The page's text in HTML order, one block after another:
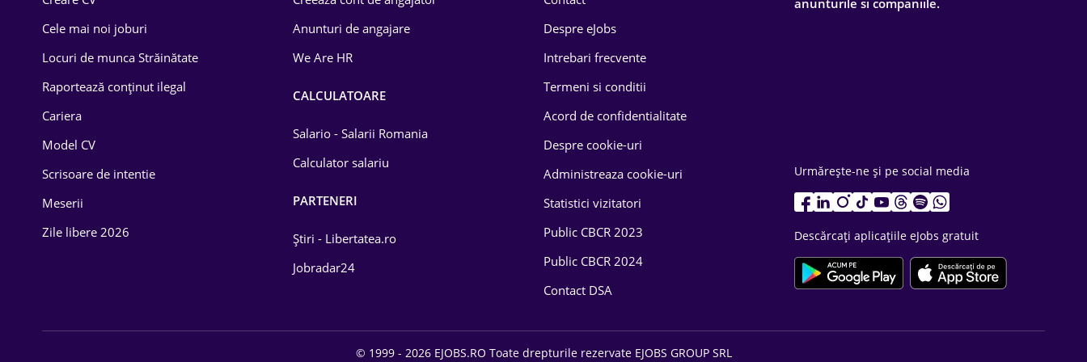
Drept
Educație / Training
Energetică
Farma
Cele mai noi joburi
Locuri de munca Străinătate
Raportează conținut ilegal
Cariera
Model CV
Scrisoare de intentie
Meserii
Zile libere 2026
Anunturi de angajare
We Are HR
CALCULATOARE
Salario - Salarii Romania
Calculator salariu
PARTENERI
Știri - Libertatea.ro
Jobradar24
Despre eJobs
Intrebari frecvente
Termeni si conditii
Acord de confidentialitate
Despre cookie-uri
Administreaza cookie-uri
Statistici vizitatori
Public CBCR 2023
Public CBCR 2024
Contact DSA
anunturile si companiile.
Urmărește-ne și pe social media
Descărcați aplicațiile eJobs gratuit
© 1999 - 2026 EJOBS.RO Toate drepturile rezervate EJOBS GROUP SRL